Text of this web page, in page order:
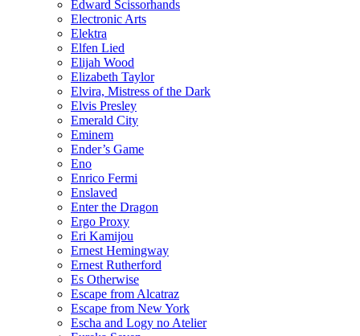
Edward Scissorhands
Electronic Arts
Elektra
Elfen Lied
Elijah Wood
Elizabeth Taylor
Elvira, Mistress of the Dark
Elvis Presley
Emerald City
Eminem
Ender’s Game
Eno
Enrico Fermi
Enslaved
Enter the Dragon
Ergo Proxy
Eri Kamijou
Ernest Hemingway
Ernest Rutherford
Es Otherwise
Escape from Alcatraz
Escape from New York
Escha and Logy no Atelier